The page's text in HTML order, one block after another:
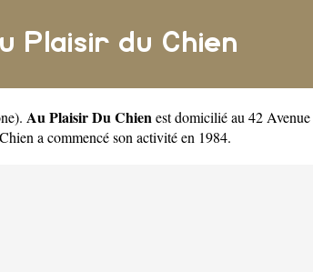
Plaisir du Chien
). Au Plaisir Du Chien est domicilié au 42
a commencé son activité en 1984.